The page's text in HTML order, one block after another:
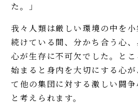
た。」
我々人類は厳しい環境の中を
続けている間、分かち合う心
心が生存に不可欠でした。と
始まると身内を大切にする心
て他の集団に対する激しい闘
と考えられます。